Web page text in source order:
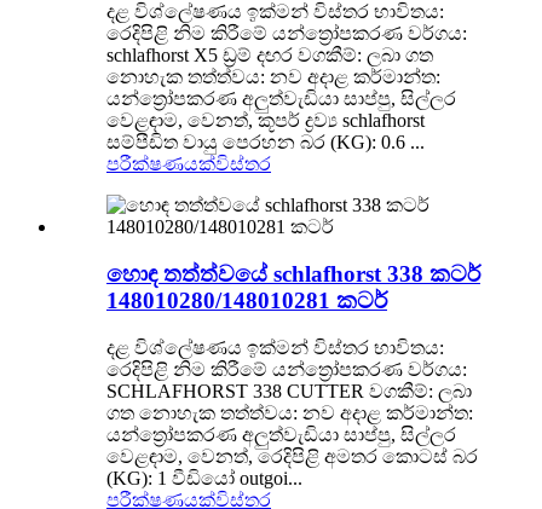
දළ විශ්ලේෂණය ඉක්මන් විස්තර භාවිතය:
රෙදිපිළි නිම කිරීමේ යන්ත්‍රෝපකරණ වර්ගය:
schlafhorst X5 ඩ්‍රම් දඟර වගකීම්: ලබා ගත
නොහැක තත්ත්වය: නව අදාළ කර්මාන්ත:
යන්ත්‍රෝපකරණ අලුත්වැඩියා සාප්පු, සිල්ලර
වෙළඳාම, වෙනත්, කූපර් ද්‍රව්‍ය schlafhorst
සම්පීඩිත වායු පෙරහන බර (KG): 0.6 ...
පරීක්ෂණයක්විස්තර
හොඳ තත්ත්වයේ schlafhorst 338 කටර්
148010280/148010281 කටර්
දළ විශ්ලේෂණය ඉක්මන් විස්තර භාවිතය:
රෙදිපිළි නිම කිරීමේ යන්ත්‍රෝපකරණ වර්ගය:
SCHLAFHORST 338 CUTTER වගකීම්: ලබා
ගත නොහැක තත්ත්වය: නව අදාළ කර්මාන්ත:
යන්ත්‍රෝපකරණ අලුත්වැඩියා සාප්පු, සිල්ලර
වෙළඳාම, වෙනත්, රෙදිපිළි අමතර කොටස් බර
(KG): 1 වීඩියෝ outgoi...
පරීක්ෂණයක්විස්තර